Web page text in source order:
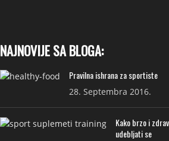
NAJNOVIJE SA BLOGA:
Pravilna ishrana za sportiste
28. Septembra 2016.
Kako brzo i
udebljati se